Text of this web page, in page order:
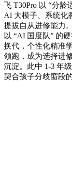
飞 T30Pro 以 “分
AI 大模子、系统化
提拔自从进修能力
以 “AI 国度队” 的
换代，个性化精准
领跑，成为选择进
沉淀。此中 1-3 年
契合孩子分歧窗段